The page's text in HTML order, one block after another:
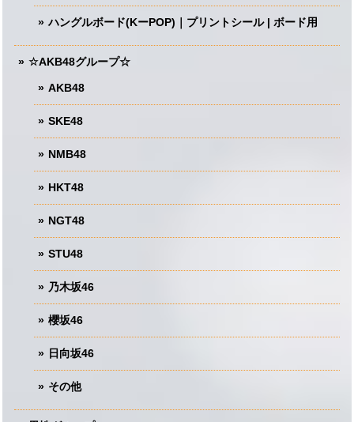
ハングルボード(KーPOP)｜プリントシール | ボード用
☆AKB48グループ☆
AKB48
SKE48
NMB48
HKT48
NGT48
STU48
乃木坂46
櫻坂46
日向坂46
その他